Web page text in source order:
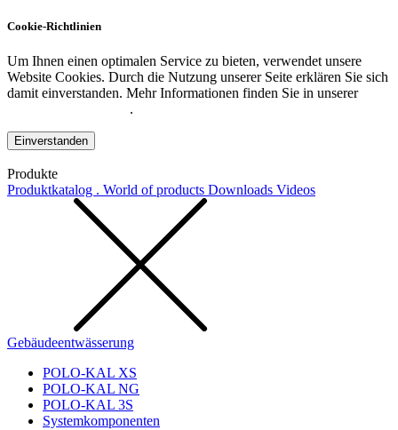
Cookie-Richtlinien
Um Ihnen einen optimalen Service zu bieten, verwendet unsere
Website Cookies. Durch die Nutzung unserer Seite erklären Sie sich
damit einverstanden. Mehr Informationen finden Sie in unserer
.
Einverstanden
Produkte
Produktkatalog . World of products Downloads Videos
Gebäudeentwässerung
POLO-KAL XS
POLO-KAL NG
POLO-KAL 3S
Systemkomponenten